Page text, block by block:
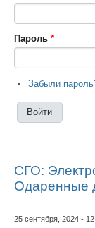
Пароль *
Забыли
СГО:
Одаренные
25 сентября, 2024 -